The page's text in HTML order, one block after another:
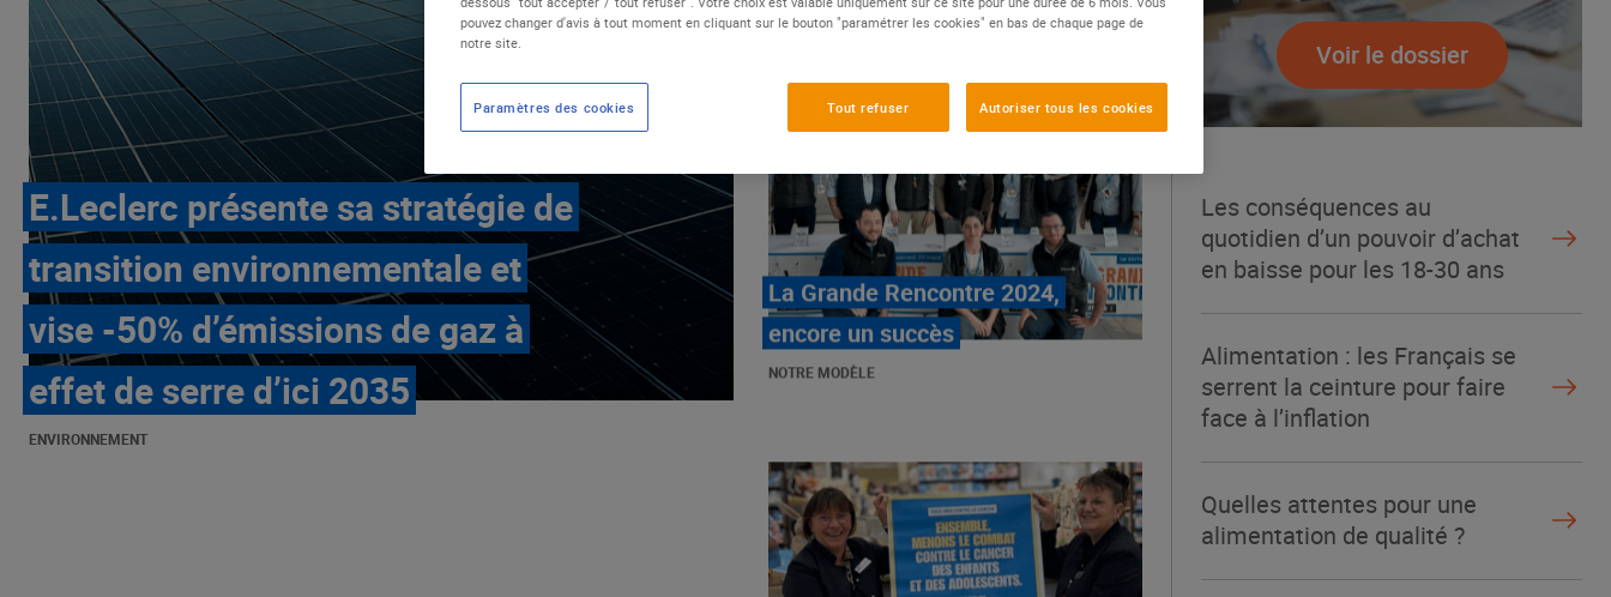
E.Leclerc présente sa stratégie de
transition environnementale et
vise -50% d’émissions de gaz à
effet de serre d’ici 2035
ENVIRONNEMENT
E.Leclerc, mobilisé contre
les cancers pédiatriques
NOTRE MODÈLE
Voir le dossier
Les conséquences au
quotidien d’un pouvoir d’achat
en baisse pour les 18-30 ans
Alimentation : les Français se
serrent la ceinture pour faire
face à l’inflation
Quelles attentes pour une
alimentation de qualité ?
pouvez changer d'avis à tout moment en cliquant sur le bouton "paramétrer les cookies" en bas de chaque page de
notre site.
Tout refuser Autoriser tous les cookies
Paramètres des cookies